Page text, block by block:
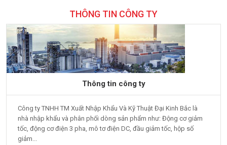
THÔNG TIN CÔNG TY
Thông tin công ty
Công ty TNHH TM Xuất Nhập Khẩu Và Kỹ Thuật Đại Kinh Bắc là
nhà nhập khẩu và phân phối dòng sản phẩm như: Động cơ giảm
tốc, động cơ điện 3 pha, mô tơ điện DC, đầu giảm tốc, hộp số
giảm...